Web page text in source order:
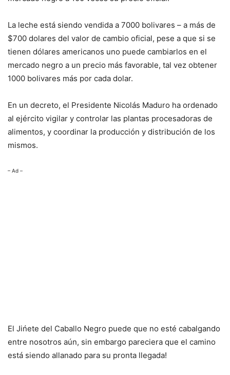
La leche está siendo vendida a 7000 bolivares – a más de
$700 dolares del valor de cambio oficial, pese a que si se
tienen dólares americanos uno puede cambiarlos en el
mercado negro a un precio más favorable, tal vez obtener
1000 bolivares más por cada dolar.
En un decreto, el Presidente Nicolás Maduro ha ordenado
al ejército vigilar y controlar las plantas procesadoras de
alimentos, y coordinar la producción y distribución de los
mismos.
– Ad –
El Jińete del Caballo Negro puede que no esté cabalgando
entre nosotros aún, sin embargo pareciera que el camino
está siendo allanado para su pronta llegada!